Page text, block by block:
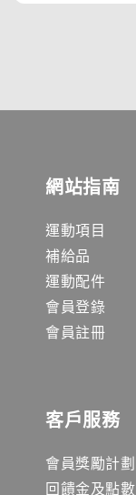
網站指南
運動項目
補給品
運動配件
會員登錄
會員註冊
客戶服務
會員獎勵計劃
回饋金及點數